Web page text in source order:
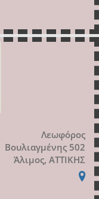
Λεωφόρος
Βουλιαγμένης 502
Άλιμος, ΑΤΤΙΚΗΣ